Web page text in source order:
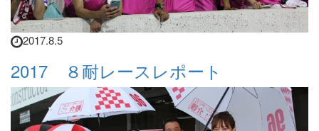
2017.8.5
2017 ８耐レースレポート